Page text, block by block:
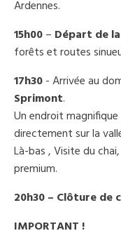
Ardennes.
15h00– Départ de
forêts et routes
17h30- Arrivée au
Sprimont.
Un endroit
directement sur la
Là-bas , Visite du
premium.
20h30 – Clôture de
IMPORTANT !